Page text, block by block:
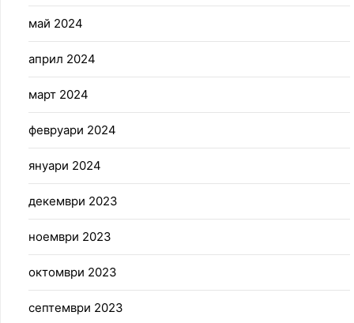
май 2024
април 2024
март 2024
февруари 2024
януари 2024
декември 2023
ноември 2023
октомври 2023
септември 2023